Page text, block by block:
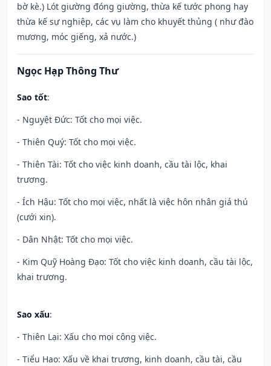
bờ kè.) Lót giường đóng giường, thừa kế tước phong hay
thừa kế sự nghiệp, các vụ làm cho khuyết thủng ( như đào
mương, móc giếng, xả nước.)
Ngọc Hạp Thông Thư
Sao tốt:
- Nguyệt Đức: Tốt cho mọi việc.
- Thiên Quý: Tốt cho mọi việc.
- Thiên Tài: Tốt cho việc kinh doanh, cầu tài lộc, khai
trương.
- Ích Hậu: Tốt cho mọi việc, nhất là việc hôn nhân giá thú
(cưới xin).
- Dân Nhật: Tốt cho mọi việc.
- Kim Quỹ Hoàng Đạo: Tốt cho việc kinh doanh, cầu tài lộc,
khai trương.
Sao xấu:
- Thiên Lại: Xấu cho mọi công việc.
- Tiểu Hao: Xấu về khai trương, kinh doanh, cầu tài, cầu